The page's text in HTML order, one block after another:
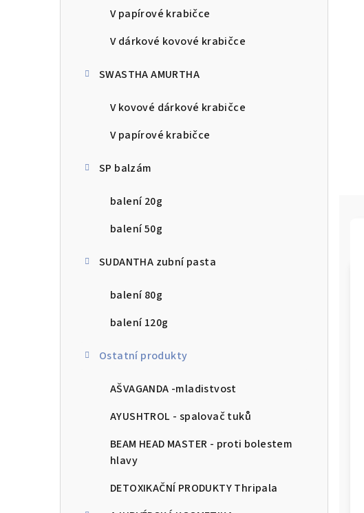
V papírové krabičce
V dárkové kovové krabičce
SWASTHA AMURTHA
V kovové dárkové krabičce
V papírové krabičce
SP balzám
balení 20g
balení 50g
SUDANTHA zubní pasta
balení 80g
balení 120g
Ostatní produkty
AŠVAGANDA -mladistvost
AYUSHTROL - spalovač tuků
BEAM HEAD MASTER - proti bolestem
hlavy
DETOXIKAČNÍ PRODUKTY Thripala